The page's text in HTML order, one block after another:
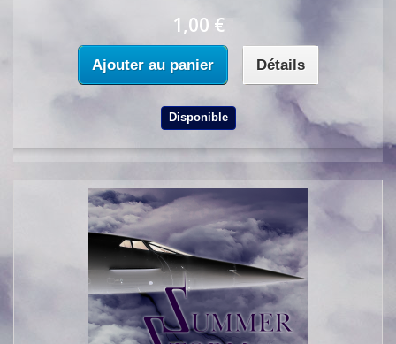
1,00 €
Ajouter au panier Détails
Disponible